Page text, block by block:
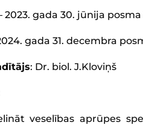
2023. gada 30. jūnija
gada 31. decembra
: Dr. biol. J.Kloviņš
veselības aprūpes